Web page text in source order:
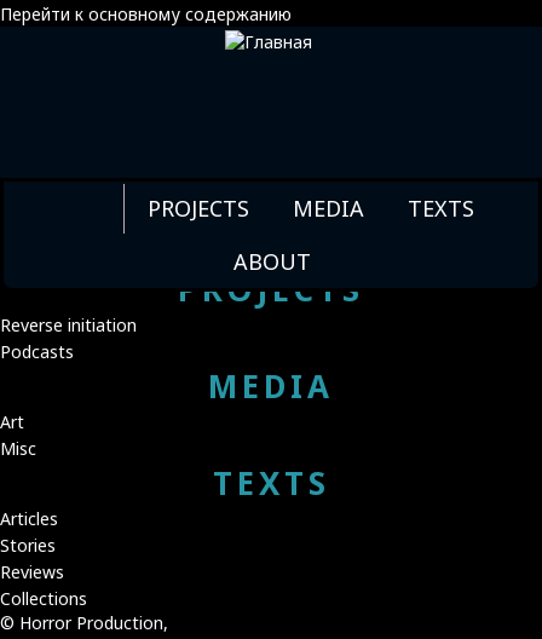
Перейти к основному содержанию
PROJECTS MEDIA
TEXTS
ABOUT
ТЬМЫ
PROJECTS
Reverse initiation
Podcasts
MEDIA
Art
Misc
TEXTS
Articles
Stories
Reviews
Collections
© Horror Production,